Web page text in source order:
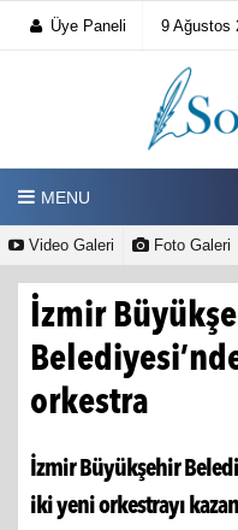
Üye Paneli 9 Ağustos
MENU
Video Galeri Foto Galeri
İzmir
orkestra
İzmir Büyükşehir
iki yeni orkestrayı